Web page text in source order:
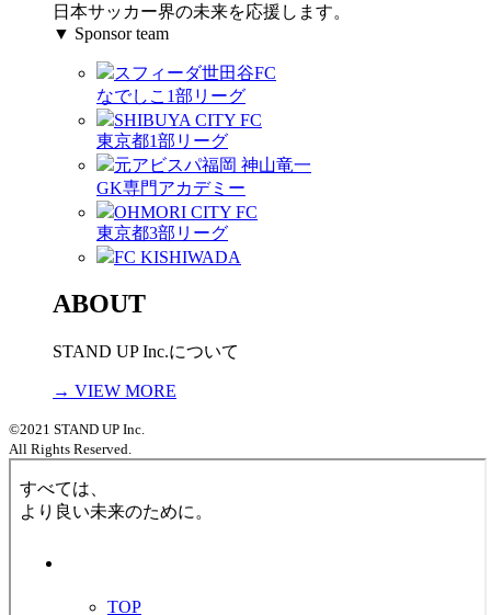
日本サッカー界の未来を応援します。
▼ Sponsor team
スフィーダ世田谷FC
なでしこ1部リーグ
SHIBUYA CITY FC
東京都1部リーグ
元アビスパ福岡 神山竜一
GK専門アカデミー
OHMORI CITY FC
東京都3部リーグ
FC KISHIWADA
ABOUT
STAND UP Inc.について
→ VIEW MORE
©2021 STAND UP Inc.
All Rights Reserved.